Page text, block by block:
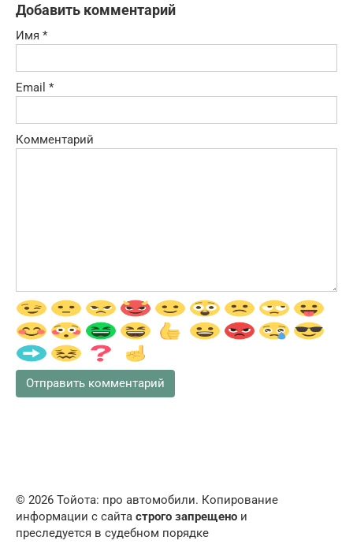
Добавить комментарий
Имя *
Email *
Комментарий
© 2026 Тойота: про автомобили. Копирование
информации с сайта строго запрещено и
преследуется в судебном порядке